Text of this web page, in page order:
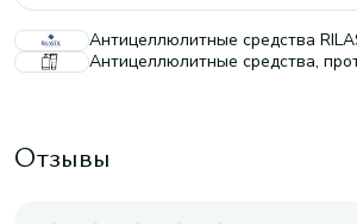
Антицеллюлитные средства
Антицеллюлитные средства,
Отзывы